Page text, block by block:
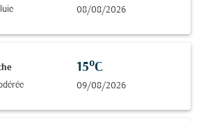
08/08/2026
15°C
09/08/2026